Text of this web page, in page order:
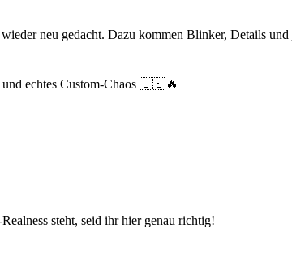
neu gedacht. Dazu kommen Blinker, Details
echtes Custom-Chaos 🇺🇸🔥
steht, seid ihr hier genau richtig!